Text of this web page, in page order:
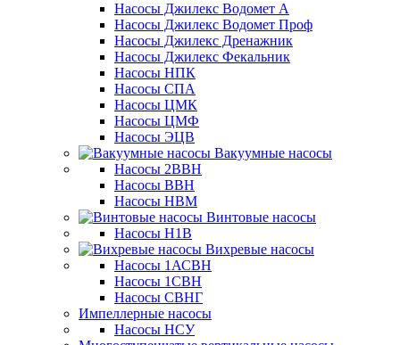
Насосы Джилекс Водомет А
Насосы Джилекс Водомет Проф
Насосы Джилекс Дренажник
Насосы Джилекс Фекальник
Насосы НПК
Насосы СПА
Насосы ЦМК
Насосы ЦМФ
Насосы ЭЦВ
Вакуумные насосы
Насосы 2ВВН
Насосы ВВН
Насосы НВМ
Винтовые насосы
Насосы Н1В
Вихревые насосы
Насосы 1АСВН
Насосы 1СВН
Насосы СВНГ
Импеллерные насосы
Насосы НСУ